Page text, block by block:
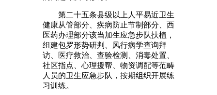
第二十五条县级以上人平易近卫生
健康从管部分、疾病防止节制部分、西
医药办理部分该当加生应急步队扶植，
组建包罗形势研判、风行病学查询拜
访、医疗救治、查验检测、消毒处置、
社区指点、心理援帮、物资调配等范畴
人员的卫生应急步队，按期组织开展练
习训练。